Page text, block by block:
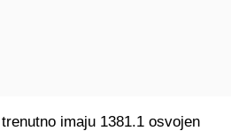
imaju 1381.1 osvojen